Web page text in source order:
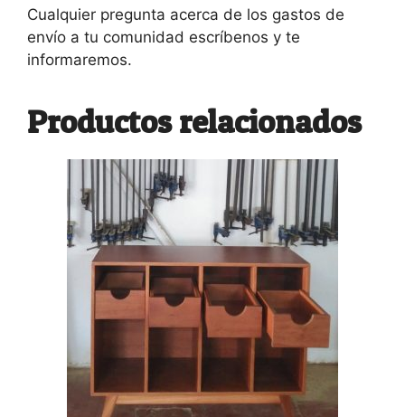
Cualquier pregunta acerca de los gastos de
envío a tu comunidad escríbenos y te
informaremos.
Productos relacionados